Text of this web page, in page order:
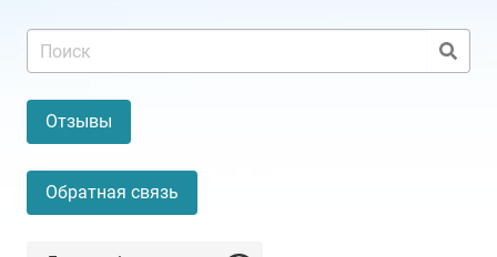
Отзывы
Обратная связь